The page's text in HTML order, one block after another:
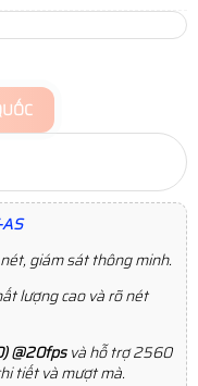
giám sát thông minh.
lượng cao và rõ nét
@20fpsvà hỗ trợ 2560
tiết và mượt mà.